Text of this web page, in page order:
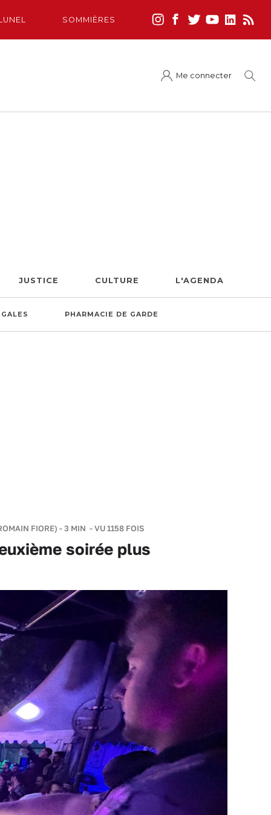
SOMMIÈRES
Me connecter
JUSTICE CULTURE L'AGENDA
PHARMACIE DE GARDE
FIORE) -3 MIN - VU 1158 FOIS
soirée plus